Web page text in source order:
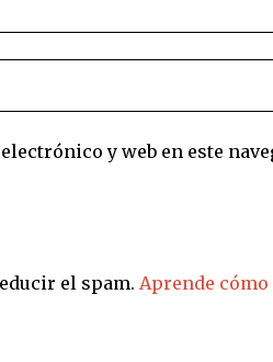
y web en este
el spam. Aprende